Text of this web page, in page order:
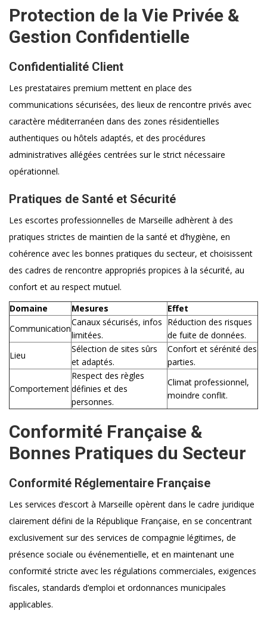
Protection de la Vie Privée &
Gestion Confidentielle
Confidentialité Client
Les prestataires premium mettent en place des
communications sécurisées, des lieux de rencontre privés avec
caractère méditerranéen dans des zones résidentielles
authentiques ou hôtels adaptés, et des procédures
administratives allégées centrées sur le strict nécessaire
opérationnel.
Pratiques de Santé et Sécurité
Les escortes professionnelles de Marseille adhèrent à des
pratiques strictes de maintien de la santé et d’hygiène, en
cohérence avec les bonnes pratiques du secteur, et choisissent
des cadres de rencontre appropriés propices à la sécurité, au
confort et au respect mutuel.
Domaine
Mesures
Effet
Communication
Canaux sécurisés, infos
limitées.
Réduction des risques
de fuite de données.
Lieu
Sélection de sites sûrs
et adaptés.
Confort et sérénité des
parties.
Comportement
Respect des règles
définies et des
personnes.
Climat professionnel,
moindre conflit.
Conformité Française &
Bonnes Pratiques du Secteur
Conformité Réglementaire Française
Les services d’escort à Marseille opèrent dans le cadre juridique
clairement défini de la République Française, en se concentrant
exclusivement sur des services de compagnie légitimes, de
présence sociale ou événementielle, et en maintenant une
conformité stricte avec les régulations commerciales, exigences
fiscales, standards d’emploi et ordonnances municipales
applicables.